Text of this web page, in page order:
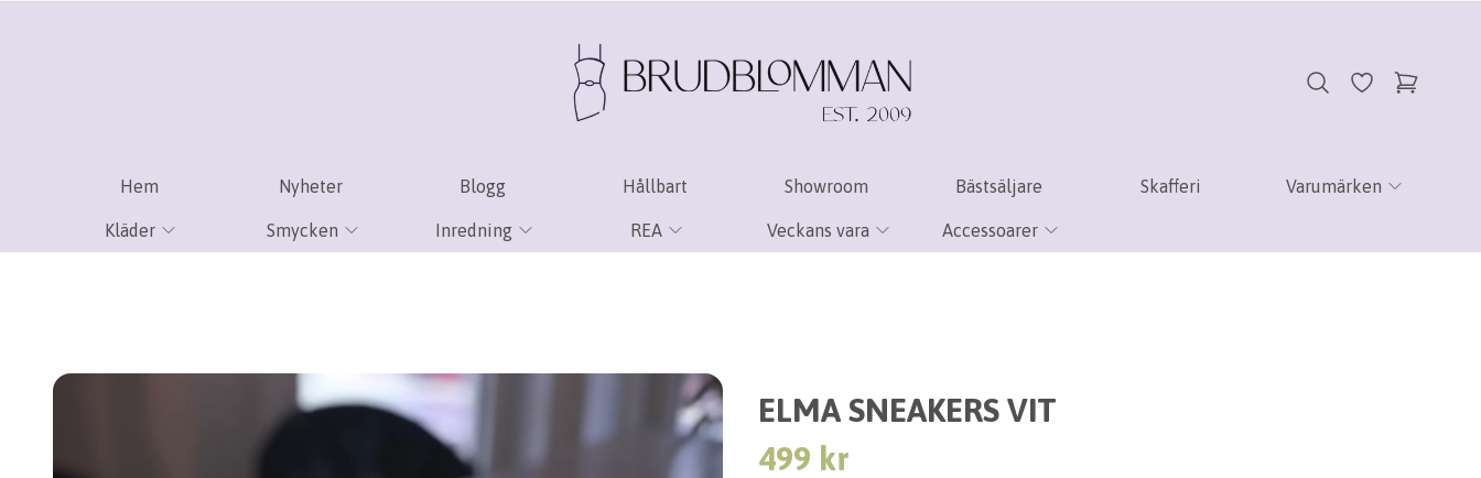
Hem Nyheter Blogg Hållbart Showroom Bästsäljare Skafferi Varumärken
Kläder Smycken Inredning REA Veckans vara Accessoarer
ELMA SNEAKERS VIT
499 kr